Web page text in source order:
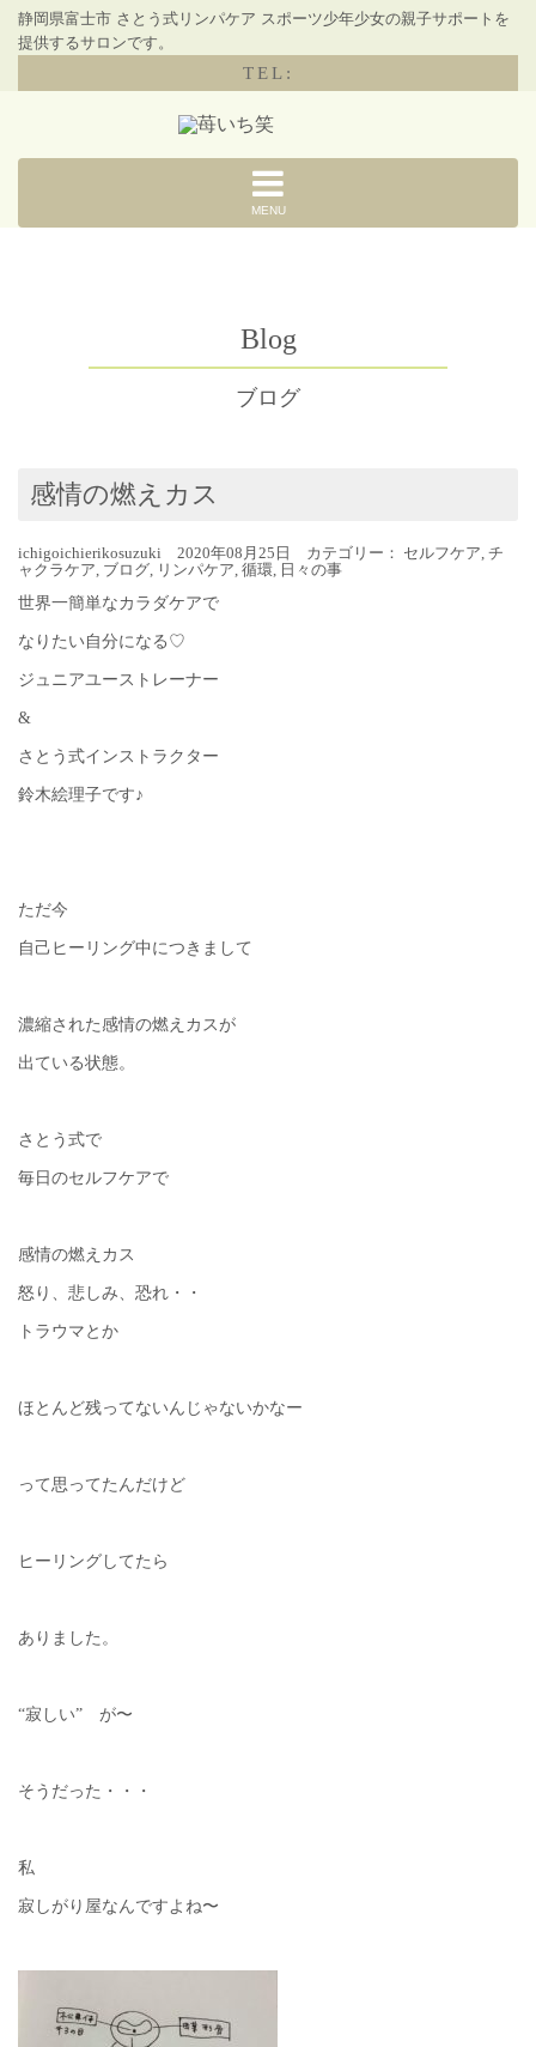
静岡県富士市 さとう式リンパケア スポーツ少年少女の親子サポートを
提供するサロンです。
TEL:
MENU
Blog
ブログ
感情の燃えカス
ichigoichierikosuzuki 2020年08月25日 カテゴリー： セルフケア, チ
ャクラケア, ブログ, リンパケア, 循環, 日々の事
世界一簡単なカラダケアで
なりたい自分になる♡
ジュニアユーストレーナー
&
さとう式インストラクター
鈴木絵理子です♪
ただ今
自己ヒーリング中につきまして
濃縮された感情の燃えカスが
出ている状態。
さとう式で
毎日のセルフケアで
感情の燃えカス
怒り、悲しみ、恐れ・・
トラウマとか
ほとんど残ってないんじゃないかなー
って思ってたんだけど
ヒーリングしてたら
ありました。
“寂しい” が〜
そうだった・・・
私
寂しがり屋なんですよね〜